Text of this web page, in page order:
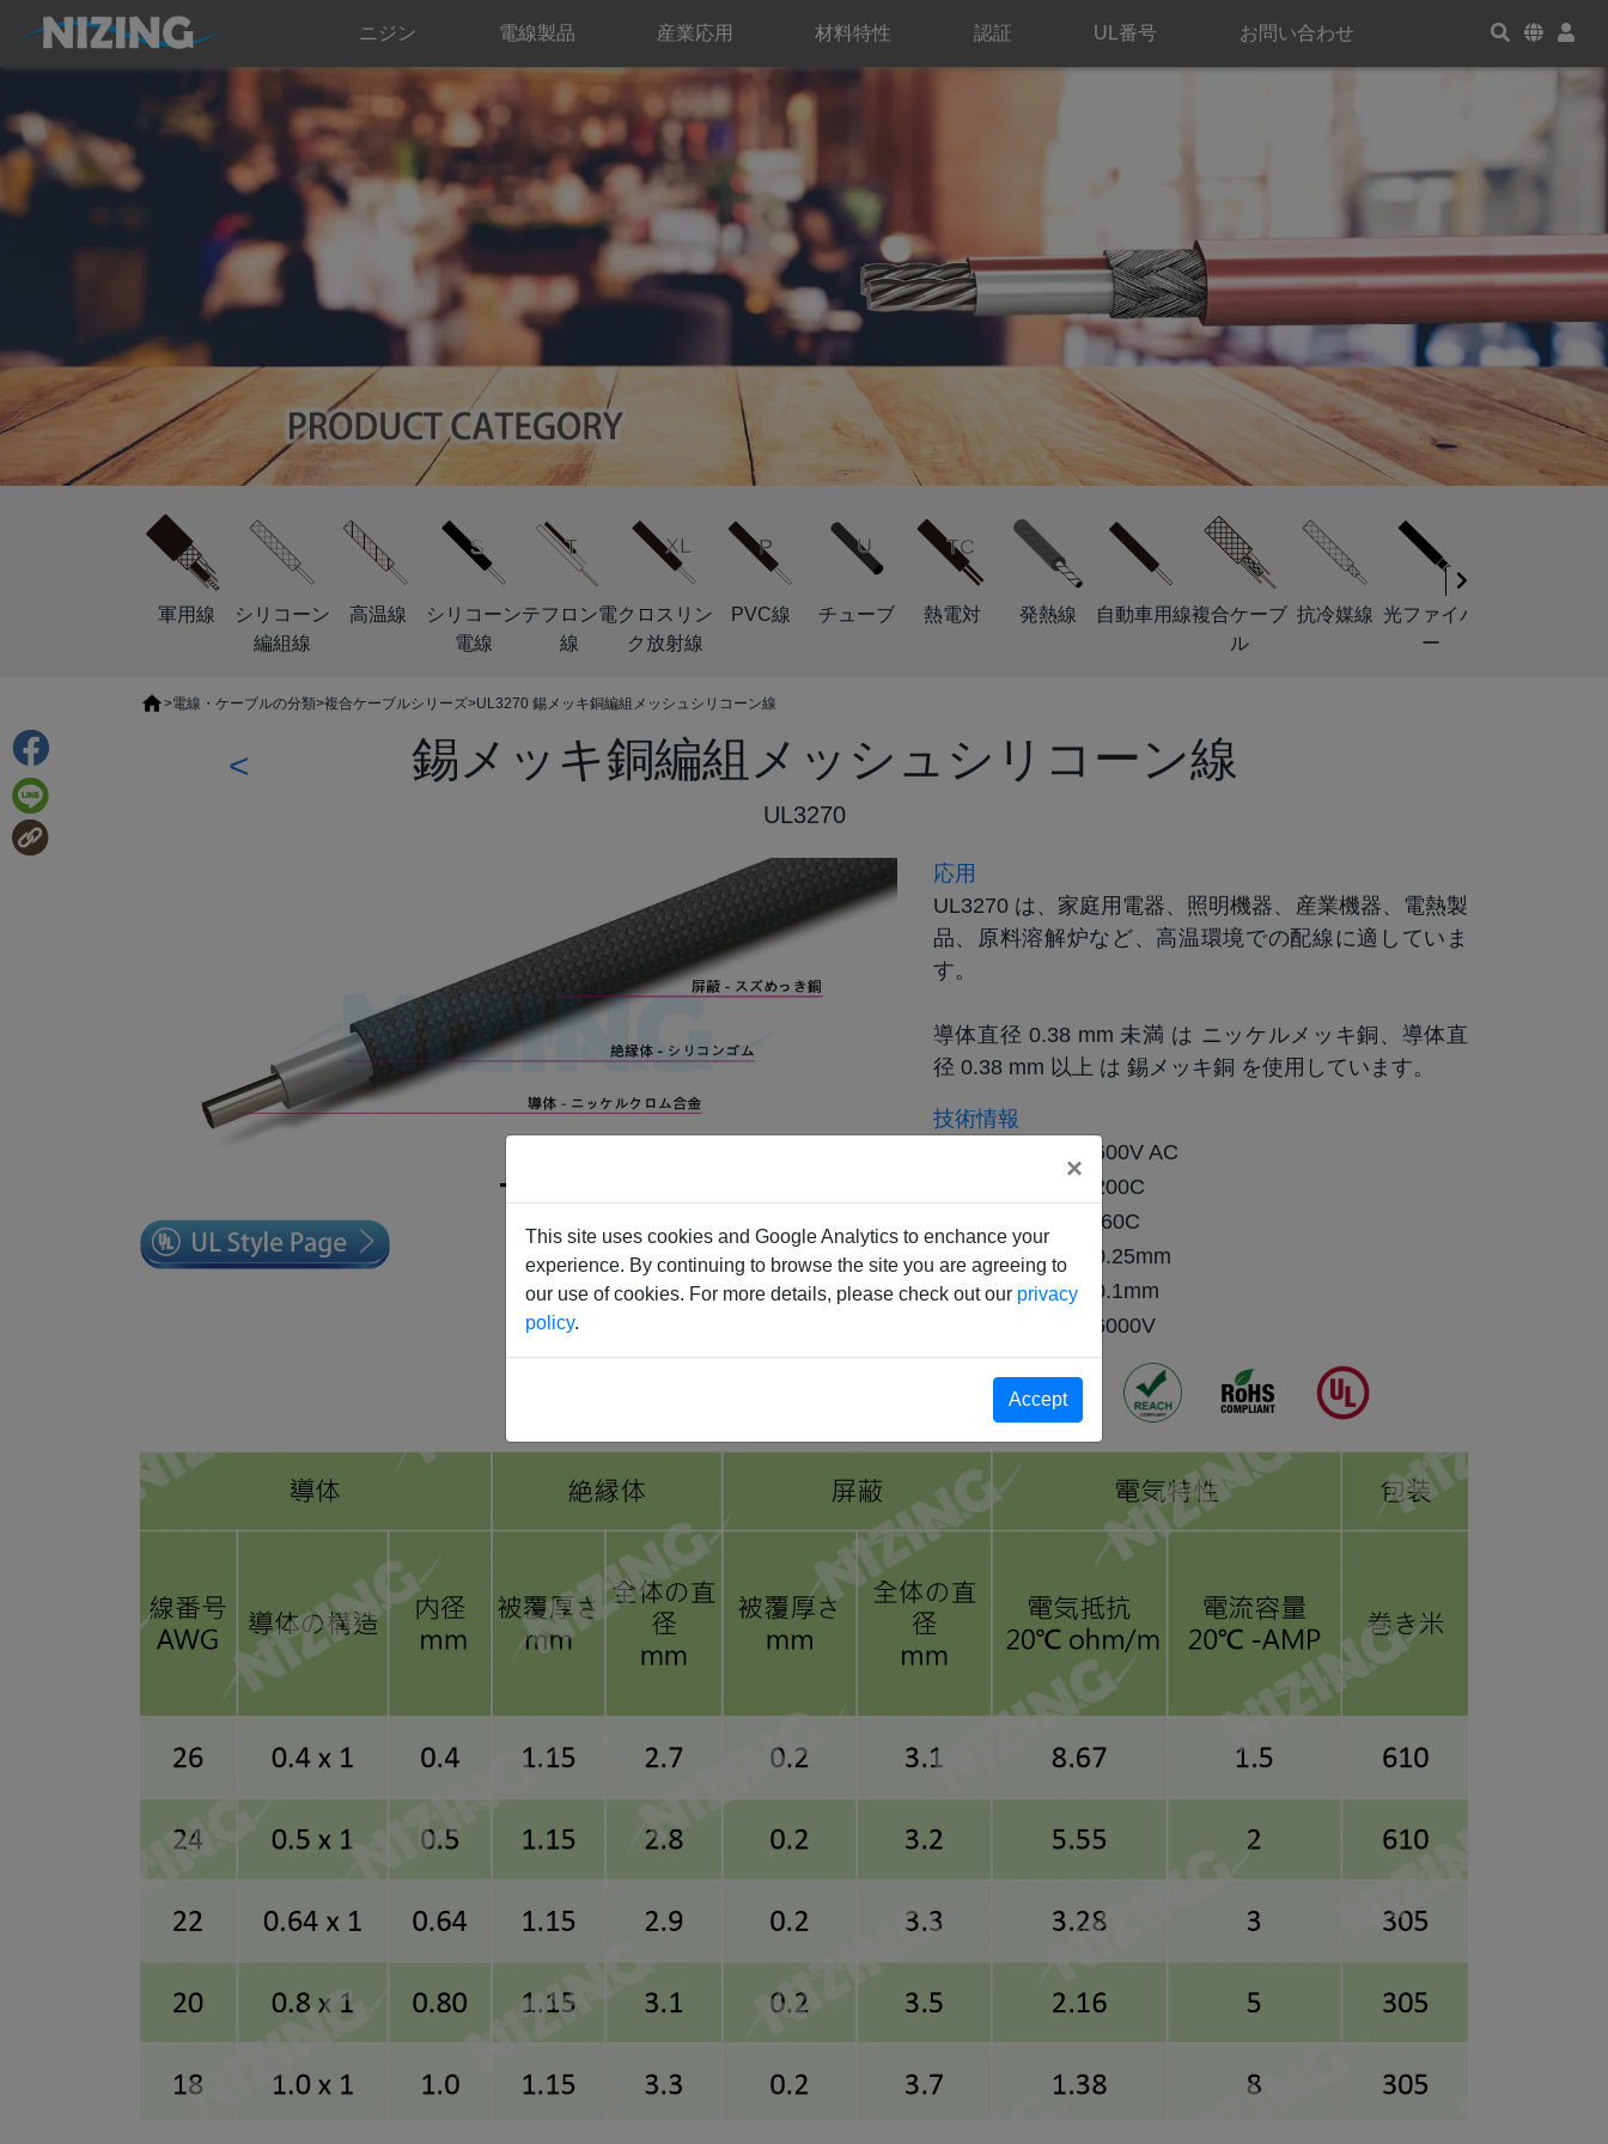
ニジン 電線製品 産業応用 材料特性 認証 UL番号 お問い合わせ
軍用線
シリコーン
編組線
高温線
シリコーン
電線
テフロン電
線
クロスリン
ク放射線
PVC線 チューブ 熱電対 発熱線 自動車用線複合ケーブ
ル
抗冷媒線 光ファイバ
ー
>電線・ケーブルの分類>複合ケーブルシリーズ>UL3270 錫メッキ銅編組メッシュシリコーン線
< 錫メッキ銅編組メッシュシリコーン線
UL3270
Color:カスタマイズ
応用
UL3270 は、家庭用電器、照明機器、産業機器、電熱製
品、原料溶解炉など、高温環境での配線に適していま
す。
導体直径 0.38 mm 未満 は ニッケルメッキ銅、導体直
径 0.38 mm 以上 は 錫メッキ銅 を使用しています。
技術情報
600V AC
200C
-60C
最高の外径公差:
0.25mm
最小の外径公差:
0.1mm
6000V
×
This site uses cookies and Google Analytics to enchance your
experience. By continuing to browse the site you are agreeing to
our use of cookies. For more details, please check out our privacy
policy.